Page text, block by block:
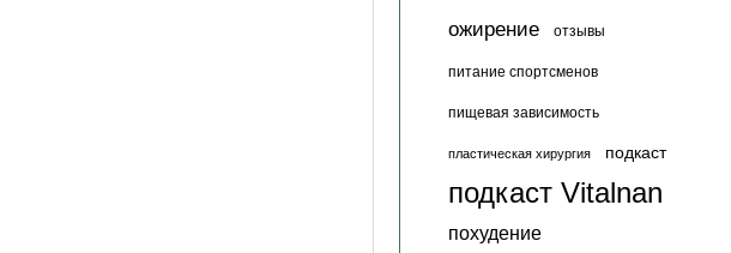
ожирение отзывы
питание спортсменов
пищевая зависимость
пластическая хирургия подкаст
подкаст Vitalnan
похудение